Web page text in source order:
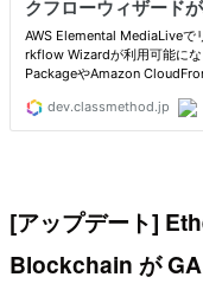
[アップデート]
Blockchain が